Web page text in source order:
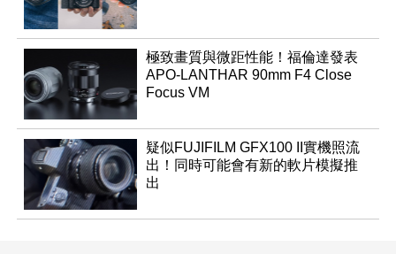
極致畫質與微距性能！福倫達發表
APO-LANTHAR 90mm F4 Close
Focus VM
疑似FUJIFILM GFX100 II實機照流
出！同時可能會有新的軟片模擬推
出